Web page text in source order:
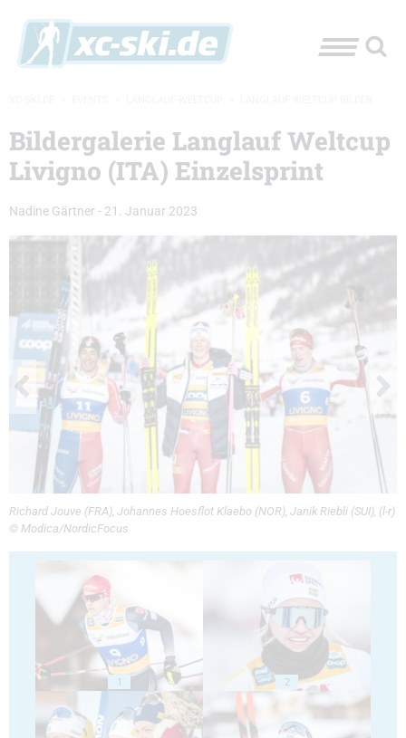
Bildergalerie Langlauf Weltcup
Livigno (ITA) Einzelsprint
Nadine Gärtner - 21. Januar 2023
Richard Jouve (FRA), Johannes Hoesflot Klaebo (NOR), Janik Riebli (SUI), (l-r)
© Modica/NordicFocus
1 2